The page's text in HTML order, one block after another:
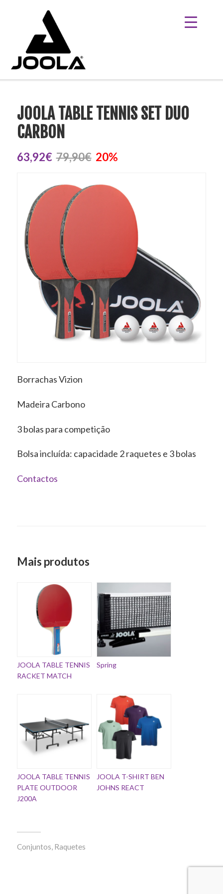
JOOLA TABLE TENNIS SET DUO
CARBON
63,92€79,90€ 20%
Borrachas Vizion
Madeira Carbono
3 bolas para competição
Bolsa incluída: capacidade 2 raquetes e 3 bolas
Contactos
Mais produtos
JOOLA TABLE TENNIS
RACKET MATCH
Spring
JOOLA TABLE TENNIS
PLATE OUTDOOR
J200A
JOOLA T-SHIRT BEN
JOHNS REACT
Conjuntos, Raquetes